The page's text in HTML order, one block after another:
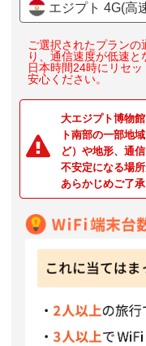
エジプト 4G(高
ご選択されたプラン
り、通信速度が低速と
日本時間24時にリセ
安心ください。

大エジプト博物
ト南部の一部地
ど）や地形、 通
不安定になる場所
あらかじめご了承